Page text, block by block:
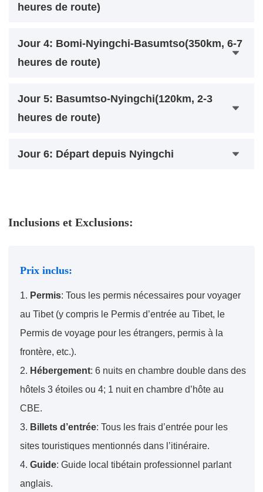
heures de route)
Jour 4: Bomi-Nyingchi-Basumtso(350km, 6-7
heures de route)
Jour 5: Basumtso-Nyingchi(120km, 2-3
heures de route)
Jour 6: Départ depuis Nyingchi
Inclusions et Exclusions:
Prix inclus:
1. Permis: Tous les permis nécessaires pour voyager
au Tibet (y compris le Permis d’entrée au Tibet, le
Permis de voyage pour les étrangers, permis à la
frontère, etc.).
2. Hébergement: 6 nuits en chambre double dans des
hôtels 3 étoiles ou 4; 1 nuit en chambre d’hôte au
CBE.
3. Billets d’entrée: Tous les frais d’entrée pour les
sites touristiques mentionnés dans l’itinéraire.
4. Guide: Guide local tibétain professionnel parlant
anglais.